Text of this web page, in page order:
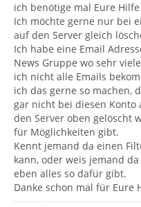
ich benötige mal Eure
Ich möchte gerne nur bei
auf den Server gleich
Ich habe eine Email
News Gruppe wo sehr
ich nicht alle Emails
ich das gerne so machen,
gar nicht bei diesen Konto
den Server oben gelöscht
für Möglichkeiten gibt.
Kennt jemand da einen
kann, oder weis jemand
eben alles so dafür gibt.
Danke schon mal für Eure